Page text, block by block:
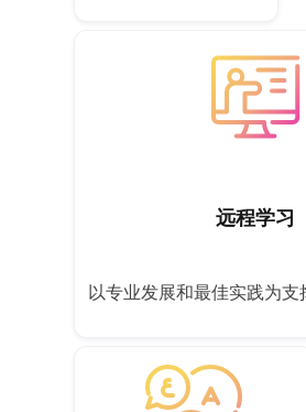
远程学习
以专业发展和最佳实践为支